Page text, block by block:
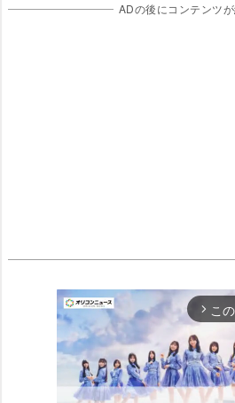
ADの後にコンテンツ
arrow_forward_ios こ